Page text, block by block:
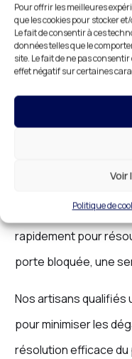
Pour offrir les meilleures
que les cookies pour stocker
Le fait de consentir à ces
données telles que le
site. Le fait de ne pas
effet négatif sur certaines
Politique de
Serrurerie
:
Une urgence en
est
apporter une solution
rapidement pour
porte bloquée, une
Nos artisans qualifiés
pour minimiser les
résolution efficace du